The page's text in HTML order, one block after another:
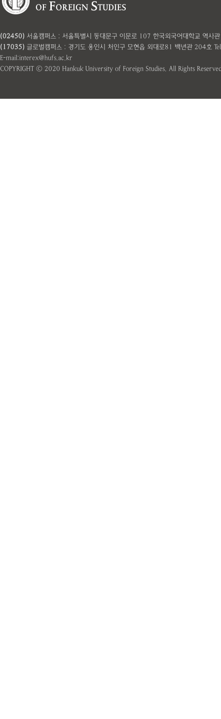
(02450) 서울캠퍼스 : 서울특별시 동대문구 이문로 107 한국외국어대학교
(17035) 글로벌캠퍼스 : 경기도 용인시 처인구 모현읍 외대로81 백년관 204
E-mail:interex@hufs.ac.kr
COPYRIGHT ⓒ 2020 Hankuk University of Foreign Studies. All Rights